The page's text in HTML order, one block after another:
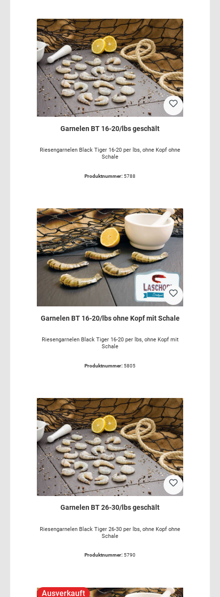
Garnelen BT 16-20/lbs geschält
Riesengarnelen Black Tiger 16-20 per lbs, ohne Kopf ohne
Schale
Produktnummer: 5788
Garnelen BT 16-20/lbs ohne Kopf mit Schale
Riesengarnelen Black Tiger 16-20 per lbs, ohne Kopf mit
Schale
Produktnummer: 5805
Garnelen BT 26-30/lbs geschält
Riesengarnelen Black Tiger 26-30 per lbs, ohne Kopf ohne
Schale
Produktnummer: 5790
Ausverkauft